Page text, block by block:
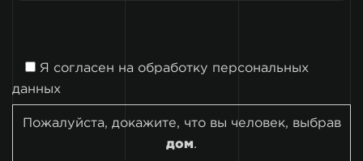
Я согласен на обработку персональных
данных
Пожалуйста, докажите, что вы человек, выбрав
дом.